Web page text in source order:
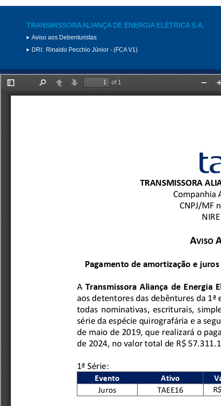
TRANSMISSORA ALIANÇA DE ENERGIA ELÉTRICA S.A.
Aviso aos Debenturistas
DRI: Rinaldo Pecchio Júnior - (FCA V1)